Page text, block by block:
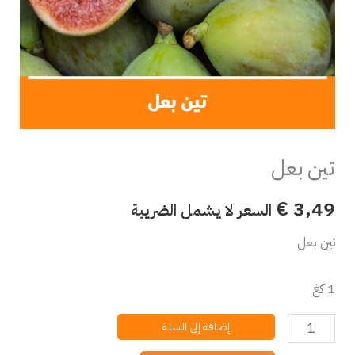
تين بعل
€ 3,49 السعر لا يشمل الضريبة
تين بعل
1 كغ
إضافة إلى السلة